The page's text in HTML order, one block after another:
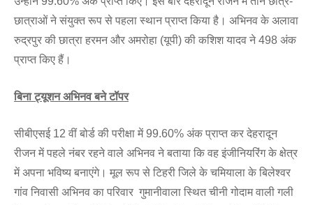
छात्राओं ने संयुक्‍त रूप से पहला स्‍थान प्राप्‍त किया है। अभिनव के अलावा
रुद्रपुर की छात्रा हरमन और अमरोहा (यूपी) की कशिश यादव ने 498 अंक
प्राप्‍त किए हैं।
बिना ट्यूशन अभिनव बने टॉपर
सीबीएसई 12 वीं बोर्ड की परीक्षा में 99.60% अंक प्राप्त कर देहरादून
रीजन में पहले नंबर रहने वाले अभिनव ने बताया कि वह इंजीनियरिंग के क्षेत्र
में अपना भविष्य बनाएंगे। मूल रूप से टिहरी जिले के चमियाला के बिलेश्वर
गांव निवासी अभिनव का परिवार गुमानीवाला स्थित चीनी गोदाम वाली गली